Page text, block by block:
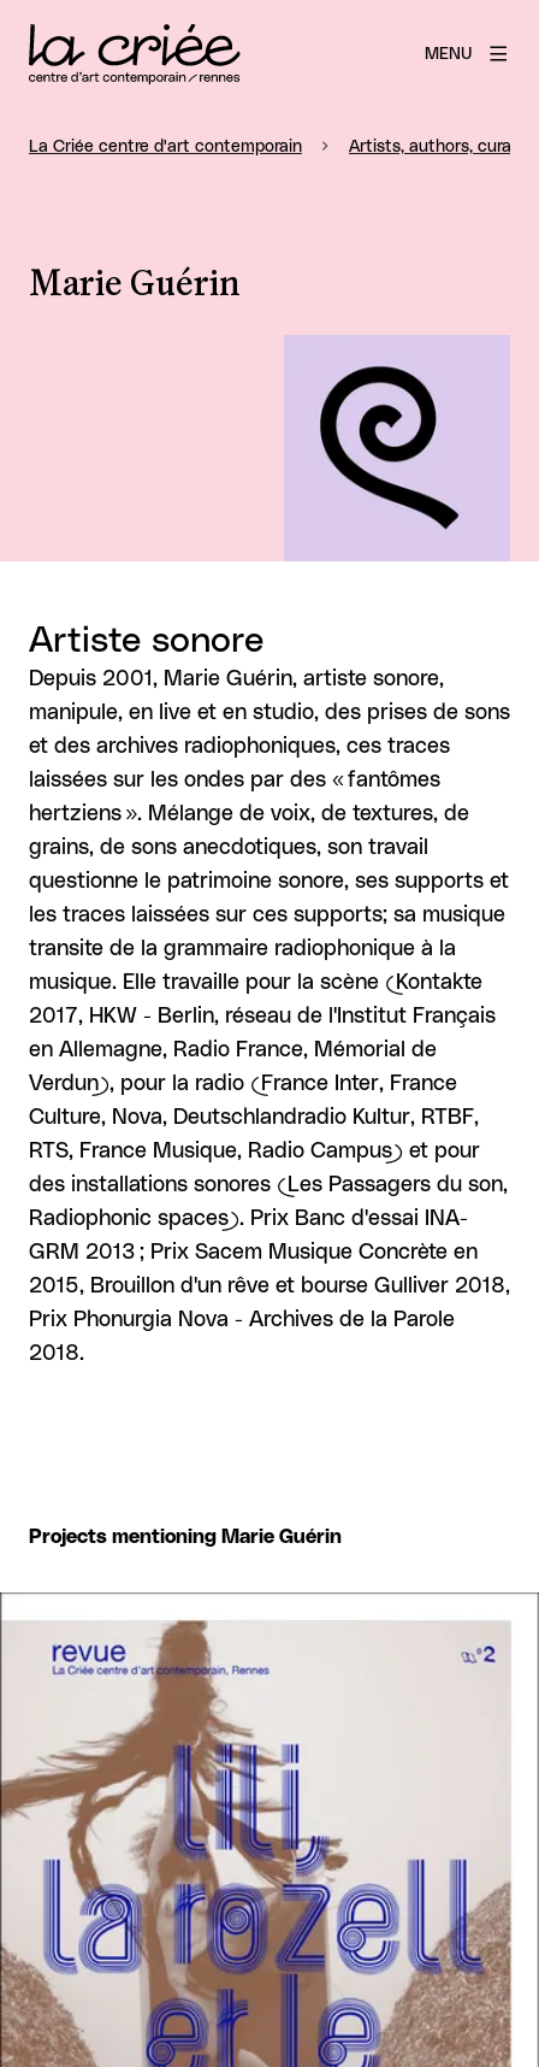
MENU
La Criée centre d'art contemporain Artists, authors,
Marie Guérin
Artiste sonore
Depuis 2001, Marie Guérin, artiste sonore,
manipule, en live et en studio, des prises de sons
et des archives radiophoniques, ces traces
laissées sur les ondes par des « fantômes
hertziens ». Mélange de voix, de textures, de
grains, de sons anecdotiques, son travail
questionne le patrimoine sonore, ses supports et
les traces laissées sur ces supports; sa musique
transite de la grammaire radiophonique à la
musique. Elle travaille pour la scène (Kontakte
2017, HKW - Berlin, réseau de l'Institut Français
en Allemagne, Radio France, Mémorial de
Verdun), pour la radio (France Inter, France
Culture, Nova, Deutschlandradio Kultur, RTBF,
RTS, France Musique, Radio Campus) et pour
des installations sonores (Les Passagers du son,
Radiophonic spaces). Prix Banc d'essai INA-
GRM 2013 ; Prix Sacem Musique Concrète en
2015, Brouillon d'un rêve et bourse Gulliver 2018,
Prix Phonurgia Nova - Archives de la Parole
2018.
Projects mentioning Marie Guérin